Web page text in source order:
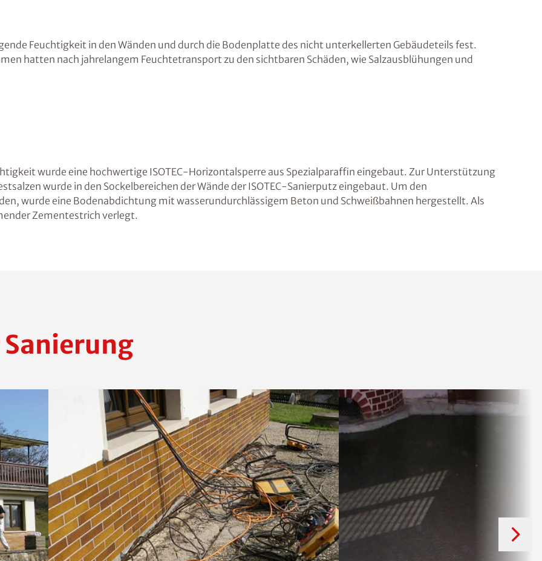
Feuchtigkeit in den Wänden und durch die Bodenplatte des nicht unterkellerten Gebäudeteils fest.
hatten nach jahrelangem Feuchtetransport zu den sichtbaren Schäden, wie Salzausblühungen und
wurde eine hochwertige ISOTEC-Horizontalsperre aus Spezialparaffin eingebaut. Zur Unterstützung
wurde in den Sockelbereichen der Wände der ISOTEC-Sanierputz eingebaut. Um den
wurde eine Bodenabdichtung mit wasserundurchlässigem Beton und Schweißbahnen hergestellt. Als
Zementestrich verlegt.